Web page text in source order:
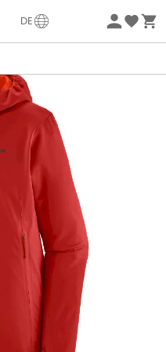
DE
ab 2 Produkten* Code